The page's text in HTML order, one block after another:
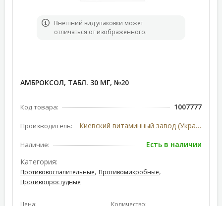
Bнешний вид упаковки может
отличаться от изображённого.
АМБРОКСОЛ, ТАБЛ. 30 МГ, №20
Код товара: 1007777
Производитель: Киевский витаминный завод (Украина)
Наличие:
Есть в наличии
Категория:
Противовоспалительные, Противомикробные,
Противопростудные
Цена: Количество: